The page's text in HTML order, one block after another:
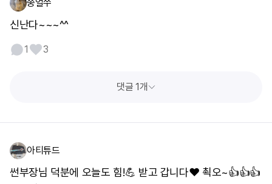
쭝얼쑤
신난다~~~^^
1 3
댓글 1개
아티튜드
썬부장님 덕분에 오늘도 힘!💪 받고 갑니다❤️ 쵝오~👍👍👍